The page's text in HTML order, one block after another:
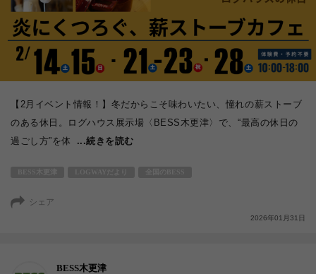
【2月イベント情報！】冬だからこそ味わいたい、憧れの薪ストーブ
のある休日。ログハウス展示場〈BESS木更津〉で、“最高の休日の
過ごし方”を体
...続きを読む
シェア
2026年01月31日
BESS木更津